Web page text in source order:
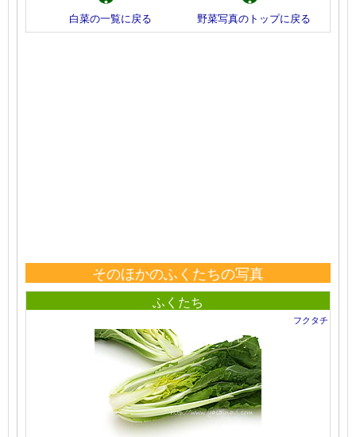
白菜の一覧に戻る 野菜写真のトップに戻る
そのほかのふくたちの写真
ふくたち
フクタチ